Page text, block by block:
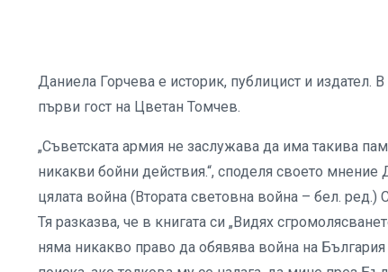
Даниела Горчева е историк, публицист и
първи гост на Цветан Томчев.
„Съветската армия не заслужава да има такива
никакви бойни действия.“, споделя своето
цялата война (Втората световна война – бел.
Тя разказва, че в книгата си „Видях
няма никакво право да обявява война на